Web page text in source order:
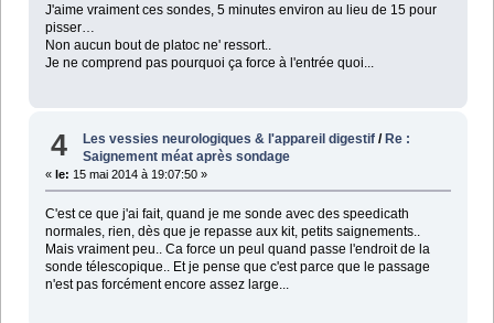
J'aime vraiment ces sondes, 5 minutes environ au lieu de 15 pour
pisser…
Non aucun bout de platoc ne' ressort..
Je ne comprend pas pourquoi ça force à l'entrée quoi...
4 Les vessies neurologiques & l'appareil digestif / Re :
Saignement méat après sondage
« le: 15 mai 2014 à 19:07:50 »
C'est ce que j'ai fait, quand je me sonde avec des speedicath
normales, rien, dès que je repasse aux kit, petits saignements..
Mais vraiment peu.. Ca force un peul quand passe l'endroit de la
sonde télescopique.. Et je pense que c'est parce que le passage
n'est pas forcément encore assez large...